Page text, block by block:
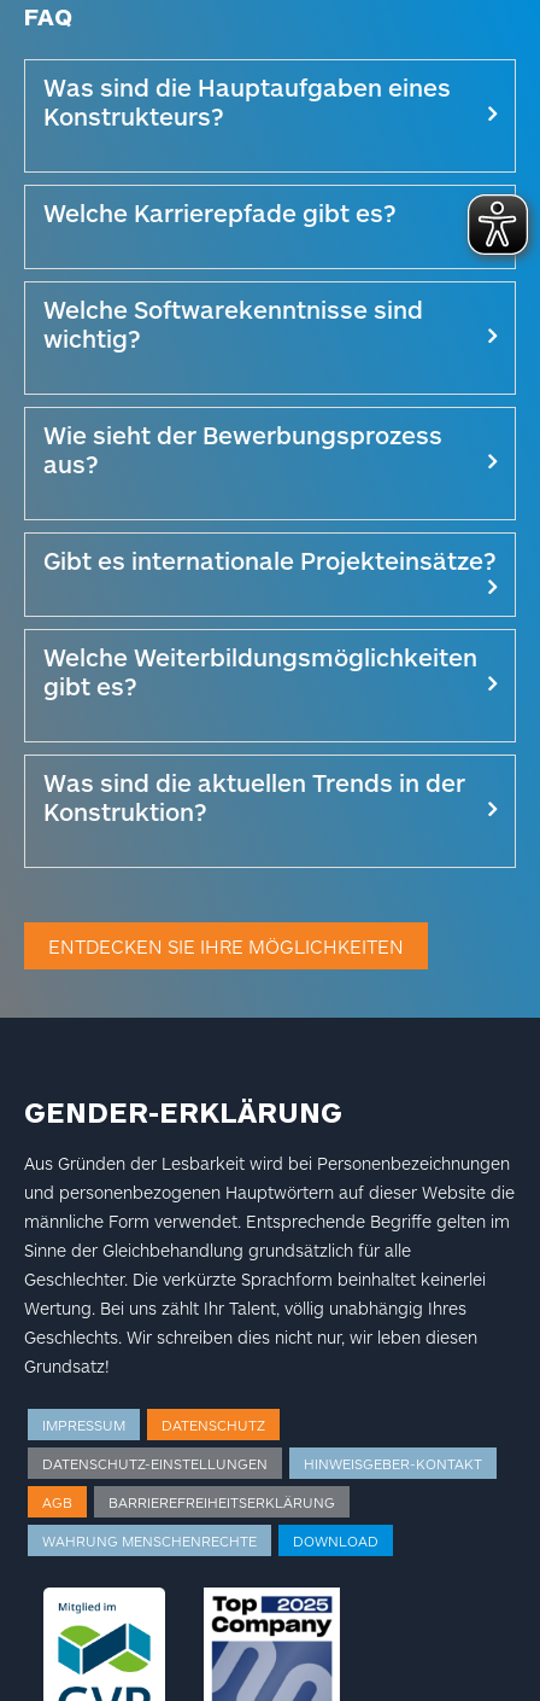
FAQ
Was sind die Hauptaufgaben eines
Konstrukteurs?
Welche Karrierepfade gibt es?
Welche Softwarekenntnisse sind
wichtig?
Wie sieht der Bewerbungsprozess
aus?
Gibt es internationale Projekteinsätze?
Welche Weiterbildungsmöglichkeiten
gibt es?
Was sind die aktuellen Trends in der
Konstruktion?
ENTDECKEN SIE IHRE MÖGLICHKEITEN
GENDER-ERKLÄRUNG
Aus Gründen der Lesbarkeit wird bei Personenbezeichnungen
und personenbezogenen Hauptwörtern auf dieser Website die
männliche Form verwendet. Entsprechende Begriffe gelten im
Sinne der Gleichbehandlung grundsätzlich für alle
Geschlechter. Die verkürzte Sprachform beinhaltet keinerlei
Wertung. Bei uns zählt Ihr Talent, völlig unabhängig Ihres
Geschlechts. Wir schreiben dies nicht nur, wir leben diesen
Grundsatz!
IMPRESSUM DATENSCHUTZ
DATENSCHUTZ-EINSTELLUNGEN HINWEISGEBER-KONTAKT
AGB BARRIEREFREIHEITSERKLÄRUNG
WAHRUNG MENSCHENRECHTE DOWNLOAD